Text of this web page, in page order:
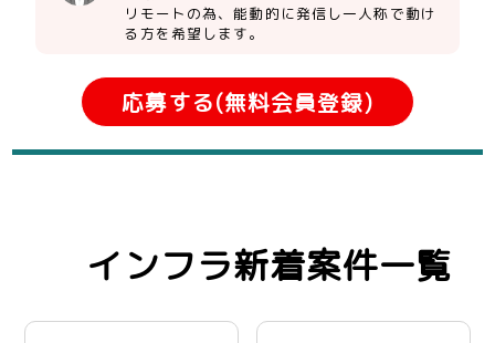
リモートの為、能動的に発信し一人称で動け
る方を希望します。
応募する(無料会員登録)
インフラ新着案件一覧